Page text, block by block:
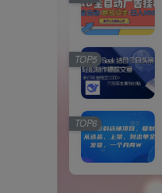
TOP5
TOP6